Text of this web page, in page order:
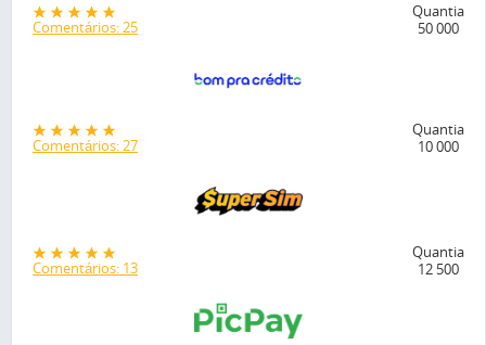
Comentários: 25
Quantia
50 000
Comentários: 27
Quantia
10 000
Comentários: 13
Quantia
12 500